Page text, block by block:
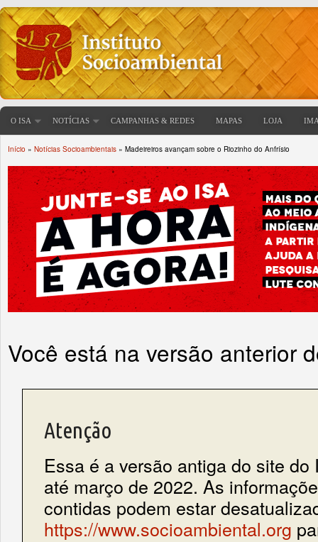
O ISA NOTÍCIAS CAMPANHAS & REDES MAPAS LOJA
Início » Notícias Socioambientais » Madeireiros avançam sobre o Riozinho do Anfrísio
Você está na versão anterior
Atenção
Essa é a versão antiga do site do
até março de 2022. As
contidas podem estar
https://www.socioambiental.org